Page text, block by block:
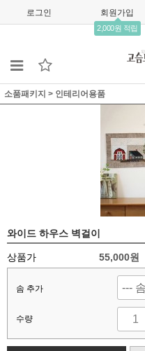
로그인 회원가입
2,000원 적립
소품패키지 > 인테리어용품
와이드 하우스 벽걸이
상품가 55,000원
솜 추가
수량